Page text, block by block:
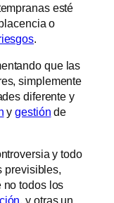
esté
o
.
que las
simplemente
diferente y
ygestión de
y todo
previsibles,
no todos los